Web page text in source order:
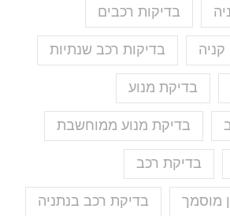
בדיקות רכבים
בדיקות רכב שנתיות
בדיקת מנוע
בדיקת מנוע ממוחשבת
בדיקת רכב
מוסמך בדיקת רכב בנתניה